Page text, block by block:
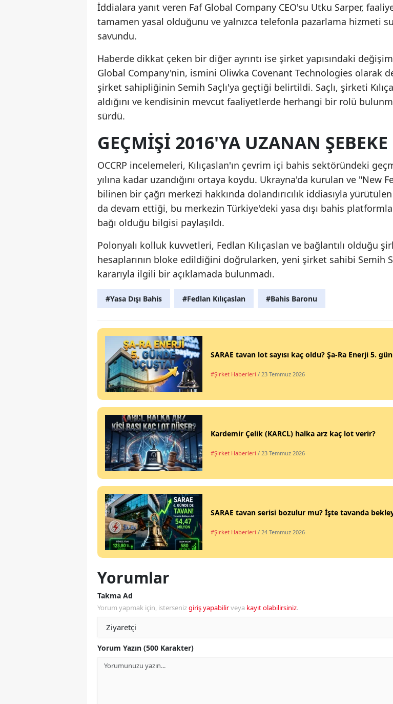
İddialara yanıt veren Faf Global Company CEO'su Utku Sarper,
tamamen yasal olduğunu ve yalnızca telefonla pazarlama hizmeti
savundu.
Haberde dikkat çeken bir diğer ayrıntı ise şirket yapısındaki
Global Company'nin, ismini Oliwka Covenant Technologies olarak
şirket sahipliğinin Semih Saçlı'ya geçtiği belirtildi. Saçlı, şirketi
aldığını ve kendisinin mevcut faaliyetlerde herhangi bir rolü
sürdü.
GEÇMIŞI 2016'YA UZANAN ŞEBEKE
OCCRP incelemeleri, Kılıçaslan'ın çevrim içi bahis sektöründeki
yılına kadar uzandığını ortaya koydu. Ukrayna'da kurulan ve "New
bilinen bir çağrı merkezi hakkında dolandırıcılık iddiasıyla
da devam ettiği, bu merkezin Türkiye'deki yasa dışı bahis
bağı olduğu bilgisi paylaşıldı.
Polonyalı kolluk kuvvetleri, Fedlan Kılıçaslan ve bağlantılı olduğu
hesaplarının bloke edildiğini doğrularken, yeni şirket sahibi Semih
kararıyla ilgili bir açıklamada bulunmadı.
#Yasa Dışı Bahis #Fedlan Kılıçaslan #Bahis Baronu
SARAE tavan lot sayısı kaç oldu? Şa-Ra Enerji 5.
#Şirket Haberleri / 23 Temmuz 2026
Kardemir Çelik (KARCL) halka arz kaç lot verir?
#Şirket Haberleri / 23 Temmuz 2026
SARAE tavan serisi bozulur mu? İşte tavanda
#Şirket Haberleri / 24 Temmuz 2026
Yorumlar
Takma Ad
Yorum yapmak için, istersenizgiriş yapabilirveya kayıt olabilirsiniz.
Yorum Yazın (500 Karakter)